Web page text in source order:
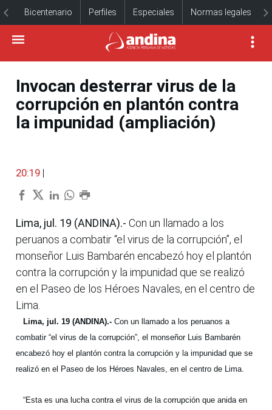
Bicentenario Perfiles Especiales Normas legales
Invocan desterrar virus de la
corrupción en plantón contra
la impunidad (ampliación)
20:19 |
Lima, jul. 19 (ANDINA).- Con un llamado a los
peruanos a combatir “el virus de la corrupción”, el
monseñor Luis Bambarén encabezó hoy el plantón
contra la corrupción y la impunidad que se realizó
en el Paseo de los Héroes Navales, en el centro de
Lima.
Lima, jul. 19 (ANDINA).- Con un llamado a los peruanos a
combatir “el virus de la corrupción”, el monseñor Luis Bambarén
encabezó hoy el plantón contra la corrupción y la impunidad que se
realizó en el Paseo de los Héroes Navales, en el centro de Lima.
“Esta es una lucha contra el virus de la corrupción que anida en